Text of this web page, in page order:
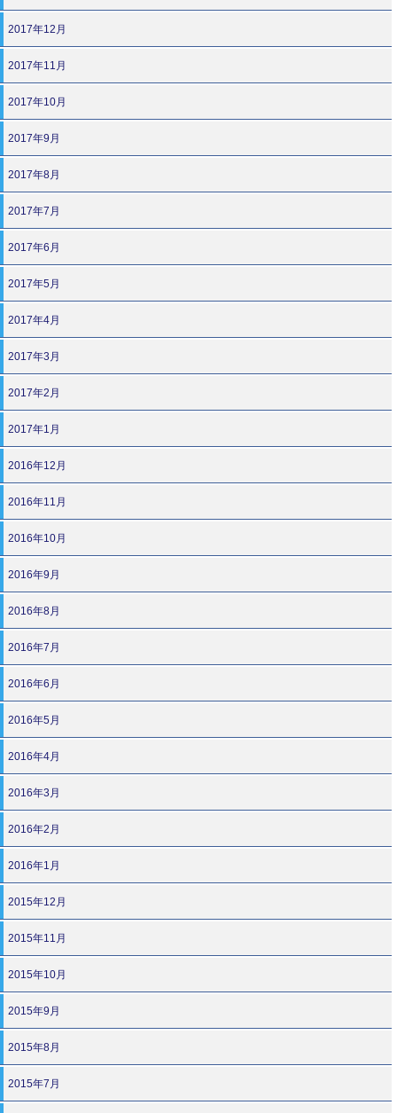
2017年12月
2017年11月
2017年10月
2017年9月
2017年8月
2017年7月
2017年6月
2017年5月
2017年4月
2017年3月
2017年2月
2017年1月
2016年12月
2016年11月
2016年10月
2016年9月
2016年8月
2016年7月
2016年6月
2016年5月
2016年4月
2016年3月
2016年2月
2016年1月
2015年12月
2015年11月
2015年10月
2015年9月
2015年8月
2015年7月